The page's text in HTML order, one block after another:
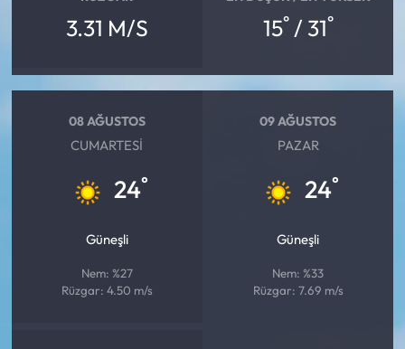
3.31 M/S 15°/ 31°
08 AĞUSTOS
CUMARTESI
24°
Güneşli
Nem: %27
Rüzgar: 4.50 m/s
09 AĞUSTOS
PAZAR
24°
Güneşli
Nem: %33
Rüzgar: 7.69 m/s